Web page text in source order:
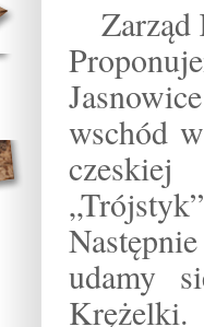
Zarząd
wschód
udamy
Krężelki.